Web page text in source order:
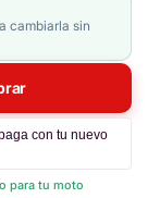
cambiarla sin
con tu nuevo
para tu moto